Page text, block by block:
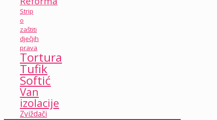
Strip
o
zaštiti
dječjih
prava
Tortura
Tufik
Softić
Van
izolacije
Zviždači